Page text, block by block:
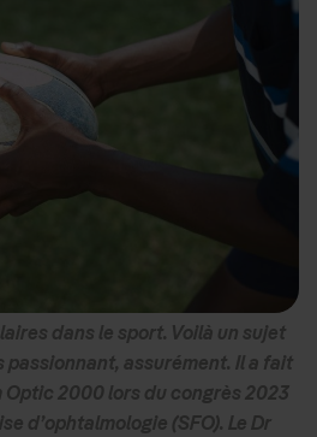
dans le sport. Voilà un sujet
passionnant, assurément. Il a fait
Optic 2000 lors du congrès 2023
d’ophtalmologie (SFO). Le Dr